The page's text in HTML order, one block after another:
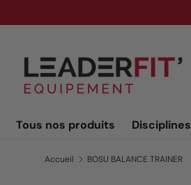
Aller au contenu
Tous nos produits Disciplines
Accueil BOSU BALANCE TRAINER